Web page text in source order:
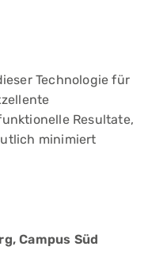
Technologie für
Resultate,
minimiert
Campus Süd